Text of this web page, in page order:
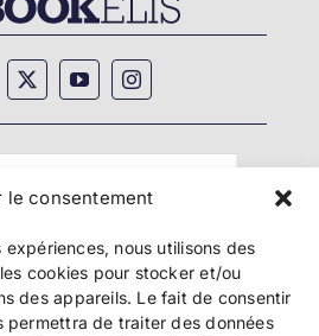
le consentement
expériences, nous utilisons des
cookies pour stocker et/ou
des appareils. Le fait de consentir
permettra de traiter des données